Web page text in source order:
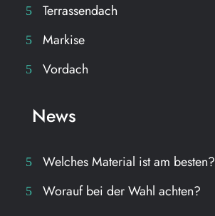
Terrassendach
Markise
Vordach
News
Welches Material ist am besten?
Worauf bei der Wahl achten?